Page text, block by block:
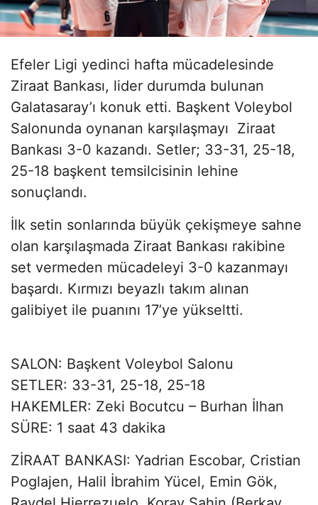
Efeler Ligi yedinci hafta mücadelesinde
Ziraat Bankası, lider durumda bulunan
Galatasaray’ı konuk etti. Başkent Voleybol
Salonunda oynanan karşılaşmayı Ziraat
Bankası 3-0 kazandı. Setler; 33-31, 25-18,
25-18 başkent temsilcisinin lehine
sonuçlandı.
İlk setin sonlarında büyük çekişmeye sahne
olan karşılaşmada Ziraat Bankası rakibine
set vermeden mücadeleyi 3-0 kazanmayı
başardı. Kırmızı beyazlı takım alınan
galibiyet ile puanını 17’ye yükseltti.
SALON: Başkent Voleybol Salonu
SETLER: 33-31, 25-18, 25-18
HAKEMLER: Zeki Bocutcu – Burhan İlhan
SÜRE: 1 saat 43 dakika
ZİRAAT BANKASI: Yadrian Escobar, Cristian
Poglajen, Halil İbrahim Yücel, Emin Gök,